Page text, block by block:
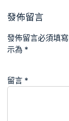
發佈留言
發佈留言必須填
示為 *
留言 *